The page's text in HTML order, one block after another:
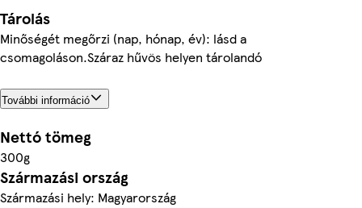
Tárolás
Minőségét megőrzi (nap, hónap, év): lásd a
csomagoláson.Száraz hűvös helyen tárolandó
További információ
Nettó tömeg
300g
Származási ország
Származási hely: Magyarország